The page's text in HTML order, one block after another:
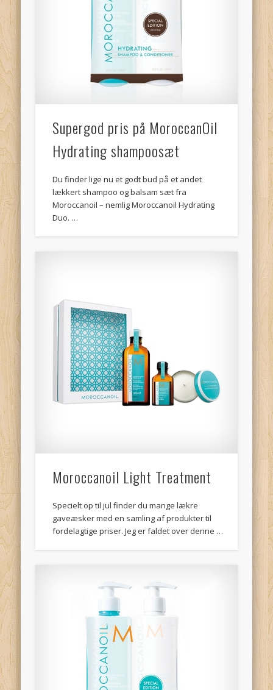
Supergod pris på MoroccanOil
Hydrating shampoosæt
Du finder lige nu et godt bud på et andet
lækkert shampoo og balsam sæt fra
Moroccanoil – nemlig Moroccanoil Hydrating
Duo. …
Moroccanoil Light Treatment
Specielt op til jul finder du mange lækre
gaveæsker med en samling af produkter til
fordelagtige priser. Jeg er faldet over denne …